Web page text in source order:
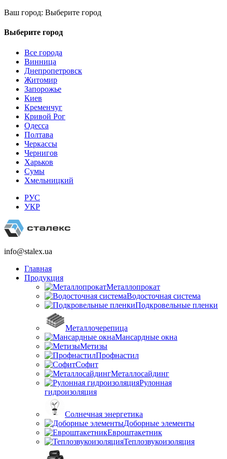
Ваш город: Выберите город
Выберите город
Все города
Винница
Днепропетровск
Житомир
Запорожье
Киев
Кременчуг
Кривой Рог
Одесса
Полтава
Черкассы
Чернигов
Харьков
Сумы
Хмельницкий
РУС
УКР
info@stalex.ua
Главная
Продукция
Металлопрокат
Водосточная система
Подкровельные пленки
Металлочерепица
Мансардные окна
Метизы
Профнастил
Софит
Металлосайдинг
Рулонная
гидроизоляция
Солнечная энергетика
Доборные элементы
Евроштакетник
Теплозвукоизоляция